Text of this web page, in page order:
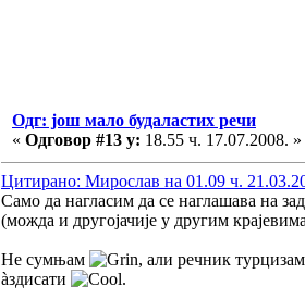
Одг: још мало будаластих речи
« Одговор #13 у: 18.55 ч. 17.07.2008. »
Цитирано: Мирослав на 01.09 ч.
Само да нагласим да се наглашава на
(можда и другојачије у другим
Не сумњам
, али речник
àздисати
.